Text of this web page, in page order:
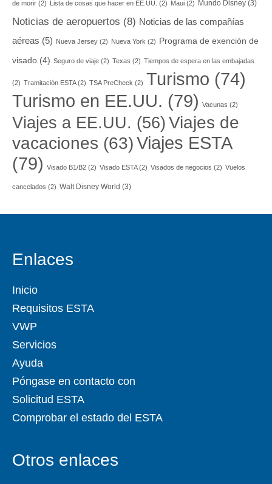
de morir (2) Lista de cosas que hacer en EE.UU. (2) Maui (2) Mundo Disney (3)
Noticias de aeropuertos (8) Noticias de las compañías
aéreas (5) Nueva Jersey (2) Nueva York (2) Programa de exención de
visado (4) Seguro de viaje (2) Texas (2) Tiempos de espera en las embajadas
(2) Tramitación ESTA(2) TSA PreCheck (2) Turismo (74)
Turismo en EE.UU. (79) Vacunas (2)
Viajes a EE.UU. (56)Viajes de
vacaciones (63)Viajes ESTA
(79) Visado B1/B2 (2) Visado ESTA(2) Visados de negocios (2) Vuelos
cancelados (2) Walt Disney World (3)
Enlaces
Inicio
Requisitos ESTA
VWP
Servicios
Ayuda
Póngase en contacto con
Solicitud ESTA
Comprobar el estado del ESTA
Otros enlaces